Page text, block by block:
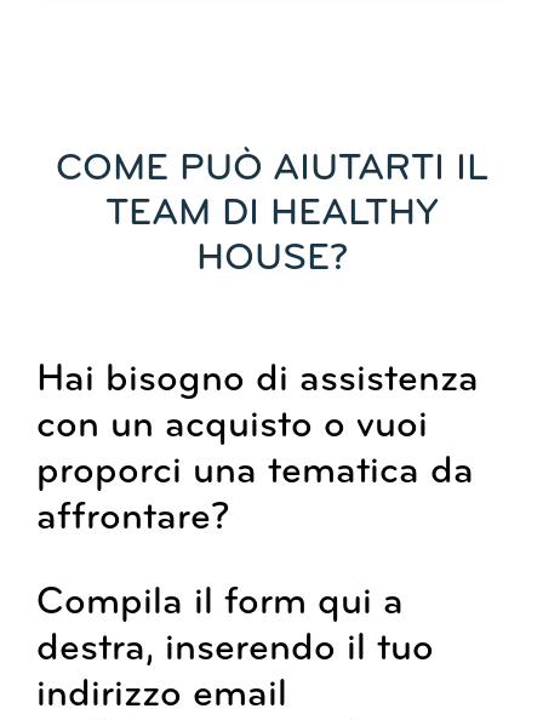
COME PUÒ AIUTARTI IL
TEAM DI HEALTHY
HOUSE?
Hai bisogno di assistenza
con un acquisto o vuoi
proporci una tematica da
affrontare?
Compila il form qui a
destra, inserendo il tuo
indirizzo email